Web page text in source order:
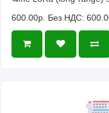
600.00р. Без НДС: